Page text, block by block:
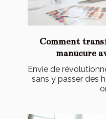
Comment
manucure
Envie de
sans y passer des